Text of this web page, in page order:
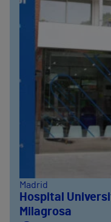
Madrid
Hospital
Milagrosa